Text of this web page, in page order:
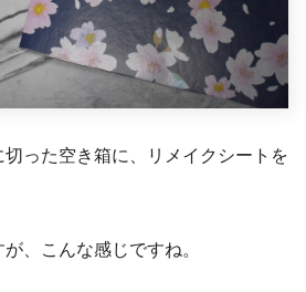
った空き箱に、リメイクシートを
、こんな感じですね。